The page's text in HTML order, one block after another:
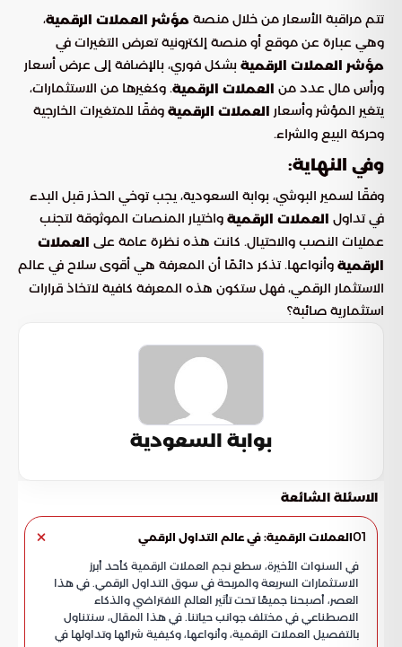
تتم مراقبة الأسعار من خلال منصة مؤشر العملات الرقمية،
وهي عبارة عن موقع أو منصة إلكترونية تعرض التغيرات في
مؤشر العملات الرقمية بشكل فوري، بالإضافة إلى عرض أسعار
ورأس مال عدد من العملات الرقمية. وكغيرها من الاستثمارات،
يتغير المؤشر وأسعار العملات الرقمية وفقًا للمتغيرات الخارجية
وحركة البيع والشراء.
وفي النهاية:
وفقًا لسمير البوشي، بوابة السعودية، يجب توخي الحذر قبل البدء
في تداول العملات الرقمية واختيار المنصات الموثوقة لتجنب
عمليات النصب والاحتيال. كانت هذه نظرة عامة على العملات
الرقمية وأنواعها. تذكر دائمًا أن المعرفة هي أقوى سلاح في عالم
الاستثمار الرقمي، فهل ستكون هذه المعرفة كافية لاتخاذ قرارات
استثمارية صائبة؟
بوابة السعودية
الاسئلة الشائعة
01العملات الرقمية: في عالم التداول الرقمي
في السنوات الأخيرة، سطع نجم العملات الرقمية كأحد أبرز
الاستثمارات السريعة والمربحة في سوق التداول الرقمي. في هذا
العصر، أصبحنا جميعًا تحت تأثير العالم الافتراضي والذكاء
الاصطناعي في مختلف جوانب حياتنا. في هذا المقال، سنتناول
بالتفصيل العملات الرقمية، وأنواعها، وكيفية شرائها وتداولها في